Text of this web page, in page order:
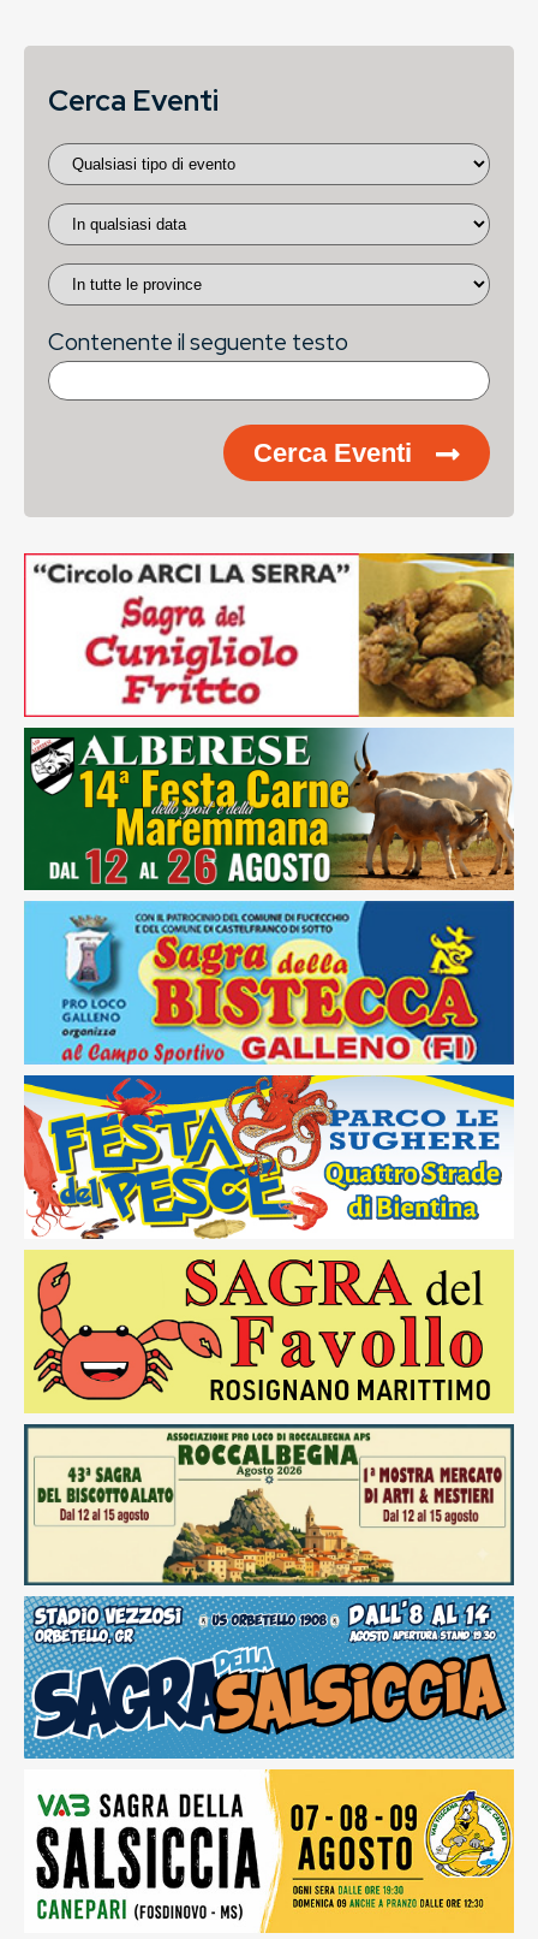
Cerca Eventi
Contenente il seguente testo
Cerca Eventi